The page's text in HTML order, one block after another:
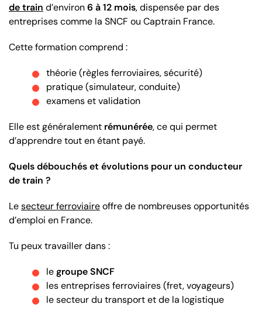
de train d’environ6 à 12 mois, dispensée par des
entreprises comme la SNCF ou Captrain France.
Cette formation comprend :
théorie (règles ferroviaires, sécurité)
pratique (simulateur, conduite)
examens et validation
Elle est généralement rémunérée, ce qui permet
d’apprendre tout en étant payé.
Quels débouchés et évolutions pour un conducteur
de train ?
Lesecteur ferroviaireoffre de nombreuses opportunités
d’emploi en France.
Tu peux travailler dans :
legroupe SNCF
les entreprises ferroviaires (fret, voyageurs)
le secteur du transport et de la logistique